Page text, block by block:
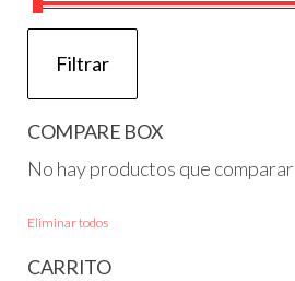
Filtrar
COMPARE BOX
No hay productos que comparar
Eliminar todos
CARRITO